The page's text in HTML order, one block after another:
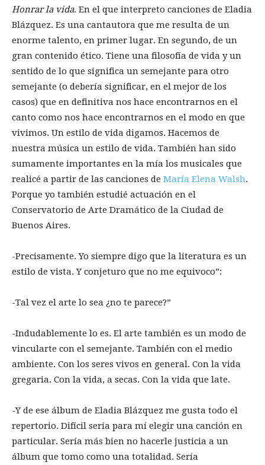
Honrar la vida. En el que interpreto canciones de Eladia
Blázquez. Es una cantautora que me resulta de un
enorme talento, en primer lugar. En segundo, de un
gran contenido ético. Tiene una filosofía de vida y un
sentido de lo que significa un semejante para otro
semejante (o debería significar, en el mejor de los
casos) que en definitiva nos hace encontrarnos en el
canto como nos hace encontrarnos en el modo en que
vivimos. Un estilo de vida digamos. Hacemos de
nuestra música un estilo de vida. También han sido
sumamente importantes en la mía los musicales que
realicé a partir de las canciones de María Elena Walsh.
Porque yo también estudié actuación en el
Conservatorio de Arte Dramático de la Ciudad de
Buenos Aires.
-Precisamente. Yo siempre digo que la literatura es un
estilo de vista. Y conjeturo que no me equivoco”:
-Tal vez el arte lo sea ¿no te parece?”
-Indudablemente lo es. El arte también es un modo de
vincularte con el semejante. También con el medio
ambiente. Con los seres vivos en general. Con la vida
gregaria. Con la vida, a secas. Con la vida que late.
-Y de ese álbum de Eladia Blázquez me gusta todo el
repertorio. Difícil sería para mí elegir una canción en
particular. Sería más bien no hacerle justicia a un
álbum que tomo como una totalidad. Sería